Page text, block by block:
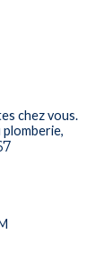
chez vous.